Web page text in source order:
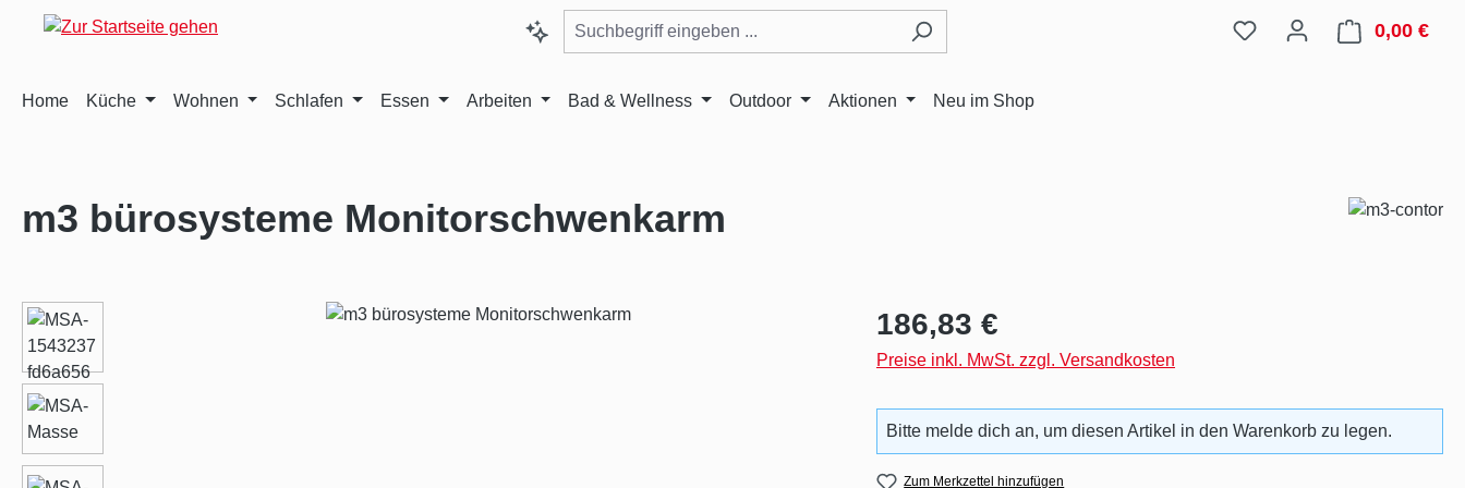
Hauptinhalt springen
Zur Suche springen
Zur Hauptnavigation springen 0,00 €
Home Küche Wohnen Schlafen Essen Arbeiten Bad & Wellness Outdoor Aktionen Neu im Shop
m3 bürosysteme Monitorschwenkarm
Bildergalerie überspringen Regulärer Preis:
186,83 €
Preise inkl. MwSt. zzgl. Versandkosten
Bitte melde dich an, um diesen Artikel in den Warenkorb zu legen.
Zum Merkzettel hinzufügen